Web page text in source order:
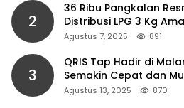
2
36 Ribu Pangkalan
Distribusi LPG 3 Kg
Agustus 7, 2025 891
3
QRIS Tap Hadir di
Semakin Cepat dan
NFC
Agustus 13, 2025 870